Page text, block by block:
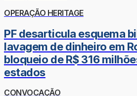
OPERAÇÃO HERITAGE
PF desarticula esquema
lavagem de dinheiro em
bloqueio de R$ 316
estados
CONVOCAÇÃO